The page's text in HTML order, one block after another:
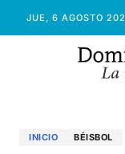
JUE, 6 AGOSTO
INICIO BÉISBOL